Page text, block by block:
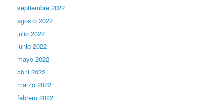
septiembre 2022
agosto 2022
julio 2022
junio 2022
mayo 2022
abril 2022
marzo 2022
febrero 2022